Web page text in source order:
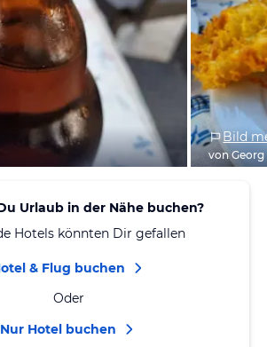
Bild
von Georg
Urlaub in der Nähe buchen?
Hotels könnten Dir gefallen
& Flug buchen
Oder
Nur Hotel buchen